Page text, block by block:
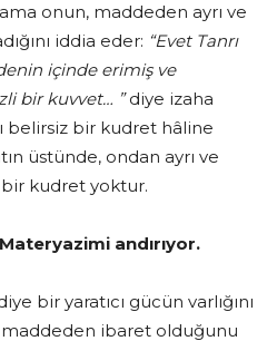
onun, maddeden ayrı ve
iddia eder: “Evet Tanrı
içinde erimiş ve
bir kuvvet… ”diye izaha
belirsiz bir kudret hâline
üstünde, ondan ayrı ve
bir kudret yoktur.
Materyazimi andırıyor.
bir yaratıcı gücün varlığını
ibaret olduğunu